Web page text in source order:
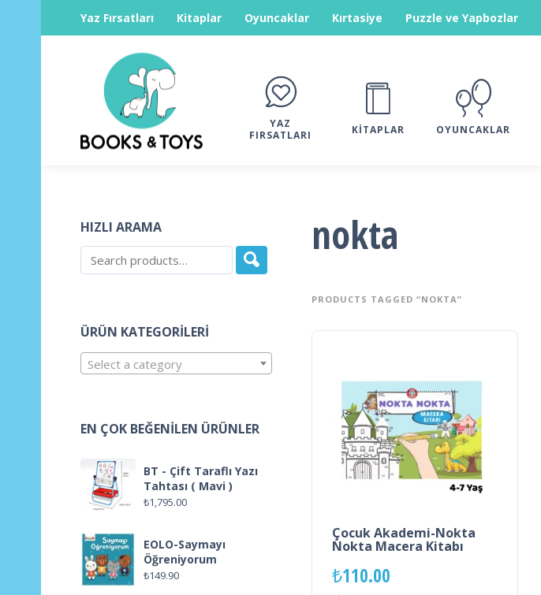
Yaz Fırsatları Kitaplar Oyuncaklar Kırtasiye Puzzle ve Yapbozlar
YAZ
FIRSATLARI
KITAPLAR OYUNCAKLAR
HIZLI ARAMA
ÜRÜN KATEGORILERI
Select a category
EN ÇOK BEĞENILEN ÜRÜNLER
BT - Çift Taraflı Yazı
Tahtası ( Mavi )
₺1,795.00
EOLO-Saymayı
Öğreniyorum
₺149.90
nokta
PRODUCTS TAGGED “NOKTA”
Çocuk Akademi-Nokta
Nokta Macera Kitabı
₺110.00